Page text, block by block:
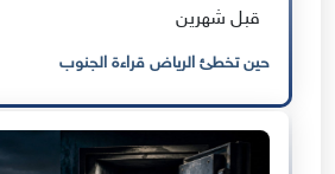
قبل شهرين
حين تخطئ الرياض قراءة الجنوب